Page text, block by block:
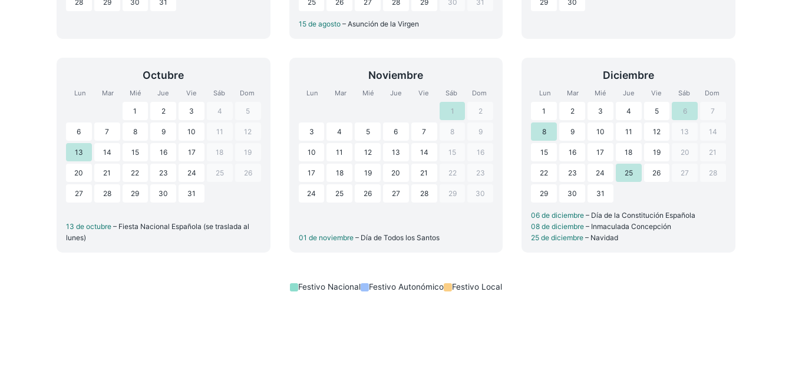
28 29 30 31 25 26 27 28 29 30 31
15 de agosto – Asunción de la Virgen
29 30
Octubre
Lun Mar Mié Jue Vie Sáb Dom
1 2 3 4 5
6 7 8 9 10 11 12
13 14 15 16 17 18 19
20 21 22 23 24 25 26
27 28 29 30 31
13 de octubre – Fiesta Nacional Española (se traslada al
lunes)
Noviembre
Lun Mar Mié Jue Vie Sáb Dom
1 2
3 4 5 6 7 8 9
10 11 12 13 14 15 16
17 18 19 20 21 22 23
24 25 26 27 28 29 30
01 de noviembre – Día de Todos los Santos
Diciembre
Lun Mar Mié Jue Vie Sáb Dom
1 2 3 4 5 6 7
8 9 10 11 12 13 14
15 16 17 18 19 20 21
22 23 24 25 26 27 28
29 30 31
06 de diciembre– Día de la Constitución Española
08 de diciembre– Inmaculada Concepción
25 de diciembre– Navidad
Festivo Nacional Festivo Autonómico Festivo Local